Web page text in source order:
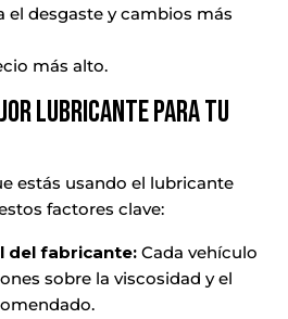
el desgaste y cambios más
más alto.
Lubricante para tu
estás usando el lubricante
factores clave:
del fabricante: Cada vehículo
sobre la viscosidad y el